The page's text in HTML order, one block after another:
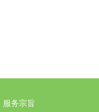
服务宗旨